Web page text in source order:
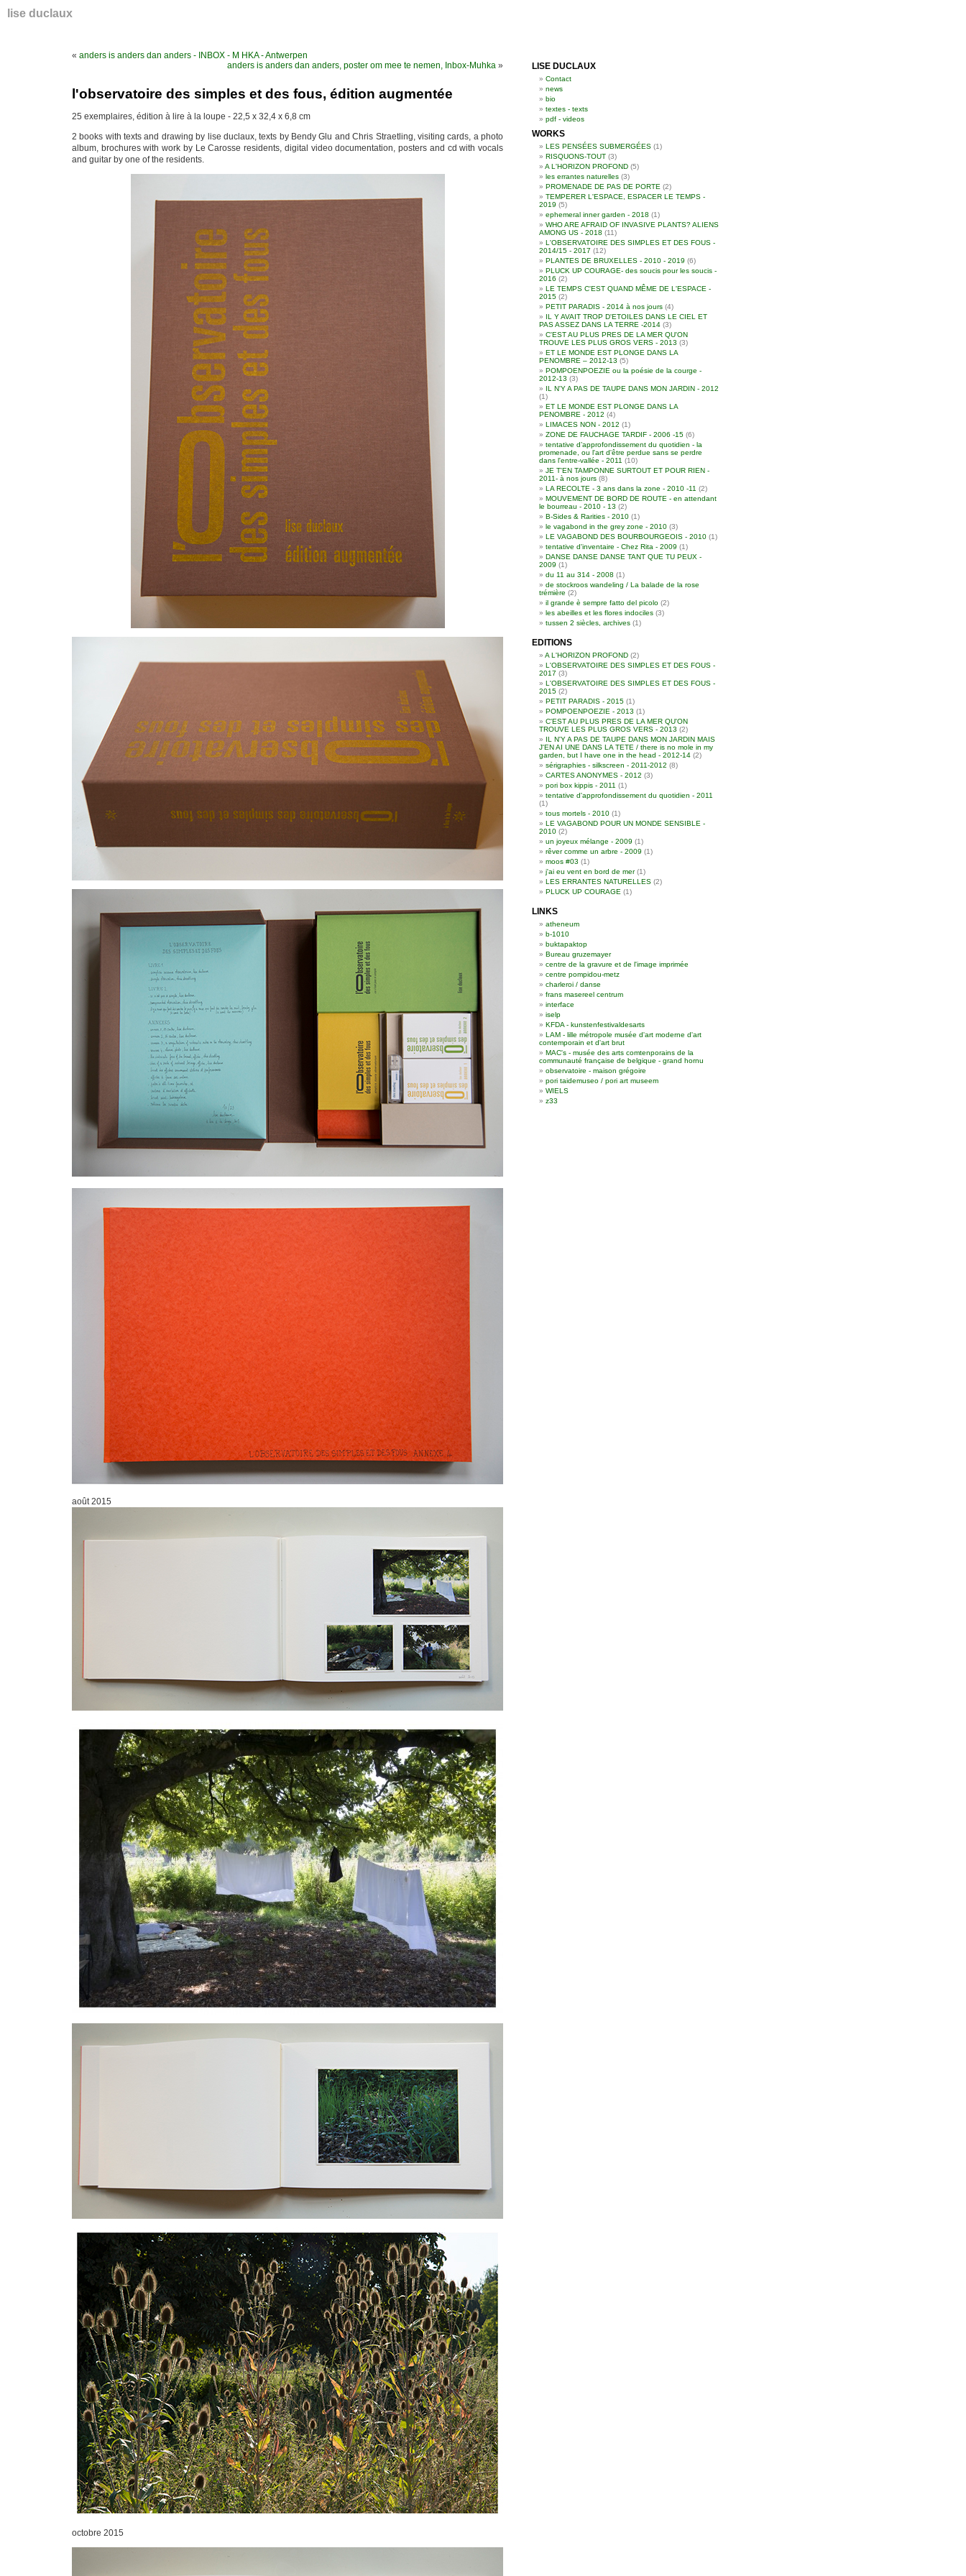
lise duclaux
« anders is anders dan anders - INBOX - M HKA - Antwerpen
anders is anders dan anders, poster om mee te nemen, Inbox-Muhka »
l'observatoire des simples et des fous, édition augmentée
25 exemplaires, édition à lire à la loupe - 22,5 x 32,4 x 6,8 cm
2 books with texts and drawing by lise duclaux, texts by Bendy Glu and Chris Straetling, visiting cards, a photo
album, brochures with work by Le Carosse residents, digital video documentation, posters and cd with vocals
and guitar by one of the residents.
août 2015
octobre 2015
LISE DUCLAUX
Contact
news
bio
textes - texts
pdf - videos
WORKS
LES PENSÉES SUBMERGÉES (1)
RISQUONS-TOUT (3)
A L'HORIZON PROFOND (5)
les errantes naturelles (3)
PROMENADE DE PAS DE PORTE (2)
TEMPERER L'ESPACE, ESPACER LE TEMPS -
2019 (5)
ephemeral inner garden - 2018 (1)
WHO ARE AFRAID OF INVASIVE PLANTS? ALIENS
AMONG US - 2018 (11)
L'OBSERVATOIRE DES SIMPLES ET DES FOUS -
2014/15 - 2017 (12)
PLANTES DE BRUXELLES - 2010 - 2019 (6)
PLUCK UP COURAGE- des soucis pour les soucis -
2016 (2)
LE TEMPS C'EST QUAND MÊME DE L'ESPACE -
2015 (2)
PETIT PARADIS - 2014 à nos jours (4)
IL Y AVAIT TROP D'ETOILES DANS LE CIEL ET
PAS ASSEZ DANS LA TERRE -2014 (3)
C'EST AU PLUS PRES DE LA MER QU'ON
TROUVE LES PLUS GROS VERS - 2013 (3)
ET LE MONDE EST PLONGE DANS LA
PENOMBRE – 2012-13 (5)
POMPOENPOEZIE ou la poésie de la courge -
2012-13 (3)
IL N'Y A PAS DE TAUPE DANS MON JARDIN - 2012
(1)
ET LE MONDE EST PLONGE DANS LA
PENOMBRE - 2012 (4)
LIMACES NON - 2012 (1)
ZONE DE FAUCHAGE TARDIF - 2006 -15 (6)
tentative d’approfondissement du quotidien - la
promenade, ou l'art d'être perdue sans se perdre
dans l'entre-vallée - 2011 (10)
JE T'EN TAMPONNE SURTOUT ET POUR RIEN -
2011- à nos jours (8)
LA RECOLTE - 3 ans dans la zone - 2010 -11 (2)
MOUVEMENT DE BORD DE ROUTE - en attendant
le bourreau - 2010 - 13 (2)
B-Sides & Rarities - 2010 (1)
le vagabond in the grey zone - 2010 (3)
LE VAGABOND DES BOURBOURGEOIS - 2010 (1)
tentative d'inventaire - Chez Rita - 2009 (1)
DANSE DANSE DANSE TANT QUE TU PEUX -
2009 (1)
du 11 au 314 - 2008 (1)
de stockroos wandeling / La balade de la rose
trémière (2)
il grande è sempre fatto del picolo (2)
les abeilles et les flores indociles (3)
tussen 2 siècles, archives (1)
EDITIONS
A L'HORIZON PROFOND (2)
L'OBSERVATOIRE DES SIMPLES ET DES FOUS -
2017 (3)
L'OBSERVATOIRE DES SIMPLES ET DES FOUS -
2015 (2)
PETIT PARADIS - 2015 (1)
POMPOENPOEZIE - 2013 (1)
C'EST AU PLUS PRES DE LA MER QU'ON
TROUVE LES PLUS GROS VERS - 2013 (2)
IL N'Y A PAS DE TAUPE DANS MON JARDIN MAIS
J'EN AI UNE DANS LA TETE / there is no mole in my
garden, but I have one in the head - 2012-14 (2)
sérigraphies - silkscreen - 2011-2012 (8)
CARTES ANONYMES - 2012 (3)
pori box kippis - 2011 (1)
tentative d'approfondissement du quotidien - 2011
(1)
tous mortels - 2010 (1)
LE VAGABOND POUR UN MONDE SENSIBLE -
2010 (2)
un joyeux mélange - 2009 (1)
rêver comme un arbre - 2009 (1)
moos #03 (1)
j'ai eu vent en bord de mer(1)
LES ERRANTES NATURELLES (2)
PLUCK UP COURAGE (1)
LINKS
atheneum
b-1010
buktapaktop
Bureau gruzemayer
centre de la gravure et de l'image imprimée
centre pompidou-metz
charleroi / danse
frans masereel centrum
interface
iselp
KFDA - kunstenfestivaldesarts
LAM - lille métropole musée d'art moderne d'art
contemporain et d'art brut
MAC's - musée des arts comtenporains de la
communauté française de belgique - grand hornu
observatoire - maison grégoire
pori taidemuseo / pori art museem
WIELS
z33